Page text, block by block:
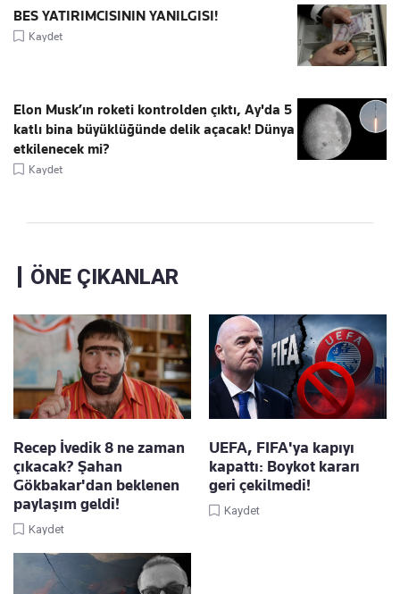
BES YATIRIMCISININ YANILGISI!
Kaydet
Elon Musk’ın roketi kontrolden çıktı, Ay'da 5
katlı bina büyüklüğünde delik açacak! Dünya
etkilenecek mi?
Kaydet
ÖNE ÇIKANLAR
Recep İvedik 8 ne zaman
çıkacak? Şahan
Gökbakar'dan beklenen
paylaşım geldi!
Kaydet
UEFA, FIFA'ya kapıyı
kapattı: Boykot kararı
geri çekilmedi!
Kaydet